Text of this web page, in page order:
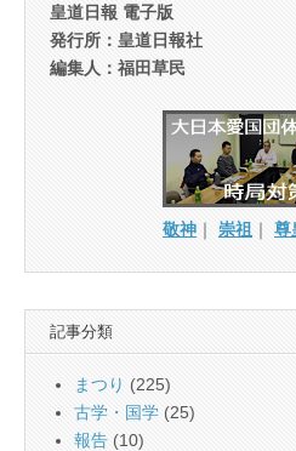
皇道日報 電子版
発行所：皇道日報社
編集人：福田草民
敬神 ｜ 崇祖 ｜ 尊
記事分類
まつり (225)
古学・国学 (25)
報告 (10)